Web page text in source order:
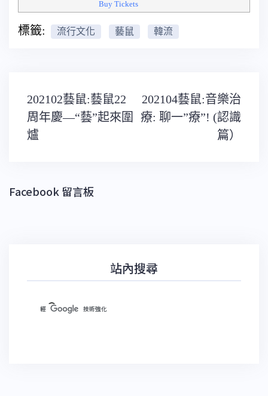
Buy Tickets
標籤: 流行文化 藝鼠 韓流
文
章
導
覽
202102藝鼠:藝鼠22
周年慶—“藝”起來圍
爐
202104藝鼠:音樂治
療: 聊一”療”! (認識
篇）
Facebook 留言板
站內搜尋